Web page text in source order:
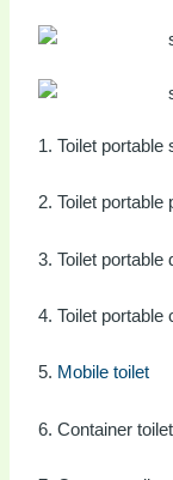
1. Toilet portable
2. Toilet portable
3. Toilet portable
4. Toilet portable
5. Mobile toilet
6. Container toilet